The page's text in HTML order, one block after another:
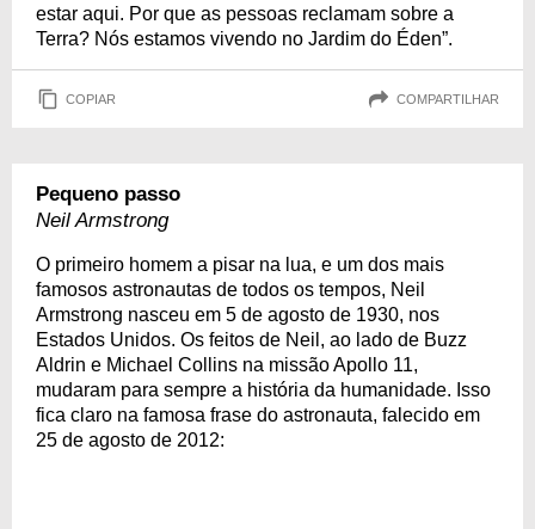
estar aqui. Por que as pessoas reclamam sobre a
Terra? Nós estamos vivendo no Jardim do Éden”.
COPIAR COMPARTILHAR
Pequeno passo
Neil Armstrong
O primeiro homem a pisar na lua, e um dos mais
famosos astronautas de todos os tempos, Neil
Armstrong nasceu em 5 de agosto de 1930, nos
Estados Unidos. Os feitos de Neil, ao lado de Buzz
Aldrin e Michael Collins na missão Apollo 11,
mudaram para sempre a história da humanidade. Isso
fica claro na famosa frase do astronauta, falecido em
25 de agosto de 2012: